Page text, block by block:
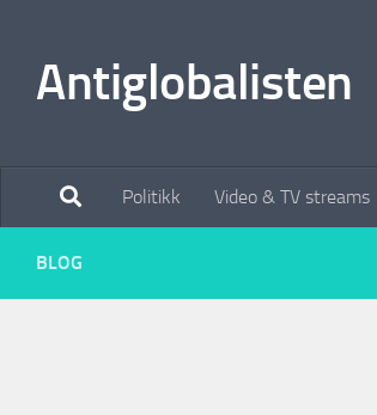
Antiglobalisten
Politikk Video & TV streams
BLOG